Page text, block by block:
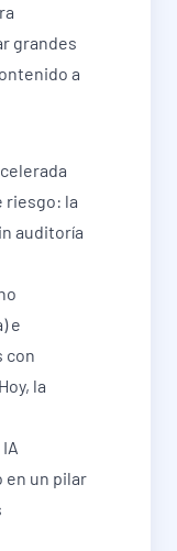
grandes
a
riesgo: la
auditoría
e
con
la
en un pilar